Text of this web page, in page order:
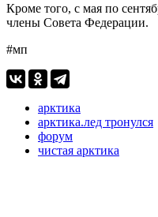
Кроме того, с мая по
члены Совета Федерации.
#мп
арктика
арктика.лед тронулся
форум
чистая арктика